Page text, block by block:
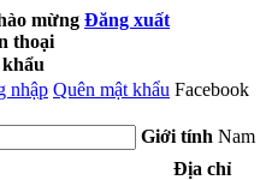
mừng Đăng xuất
thoại
nhập Quên mật khẩu Facebook
Giới tính Nam
Địa chỉ